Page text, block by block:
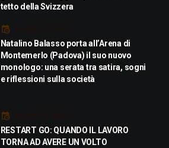
tetto della Svizzera
Luglio 21, 2026
Natalino Balasso porta all’Arena di
Montemerlo (Padova) il suo nuovo
monologo: una serata tra satira, sogni
e riflessioni sulla società
Luglio 21, 2026
RESTART GO: QUANDO IL LAVORO
TORNA AD AVERE UN VOLTO